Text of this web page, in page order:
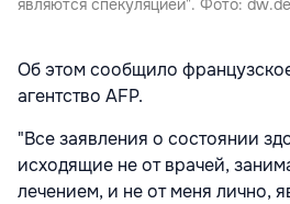
являются спекуляцией". Фото: dw.de
Об этом сообщило
агентство AFP.
"Все заявления о состоянии
исходящие не от врачей,
лечением, и не от меня лично,